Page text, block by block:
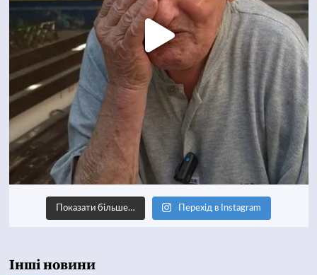
Показати більше… Перехід в Instagram
Інші новини